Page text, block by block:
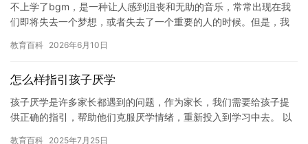
不上学了bgm，是一种让人感到沮丧和无助的音乐，常常出现在我
们即将失去一个梦想，或者失去了一个重要的人的时候。但是，我
会来…
教育百科 2026年6月10日
怎么样指引孩子厌学
孩子厌学是许多家长都遇到的问题，作为家长，我们需要给孩子提
供正确的指引，帮助他们克服厌学情绪，重新投入到学习中去。 以
教育百科 2025年7月25日